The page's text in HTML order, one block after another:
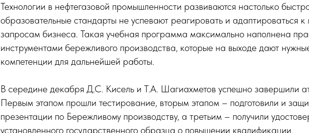
Технологии в нефтегазовой промышленности развиваются настолько
образовательные стандарты не успевают реагировать и адаптироваться
запросам бизнеса. Такая учебная программа максимально наполнена
инструментами бережливого производства, которые на выходе дают
компетенции для дальнейшей работы.
В середине декабря Д.С. Кисель и Т.А. Шагиахметов успешно завершили
Первым этапом прошли тестирование, вторым этапом – подготовили и
презентации по Бережливому производству, а третьим – получили
установленного государственного образца о повышении квалификации.